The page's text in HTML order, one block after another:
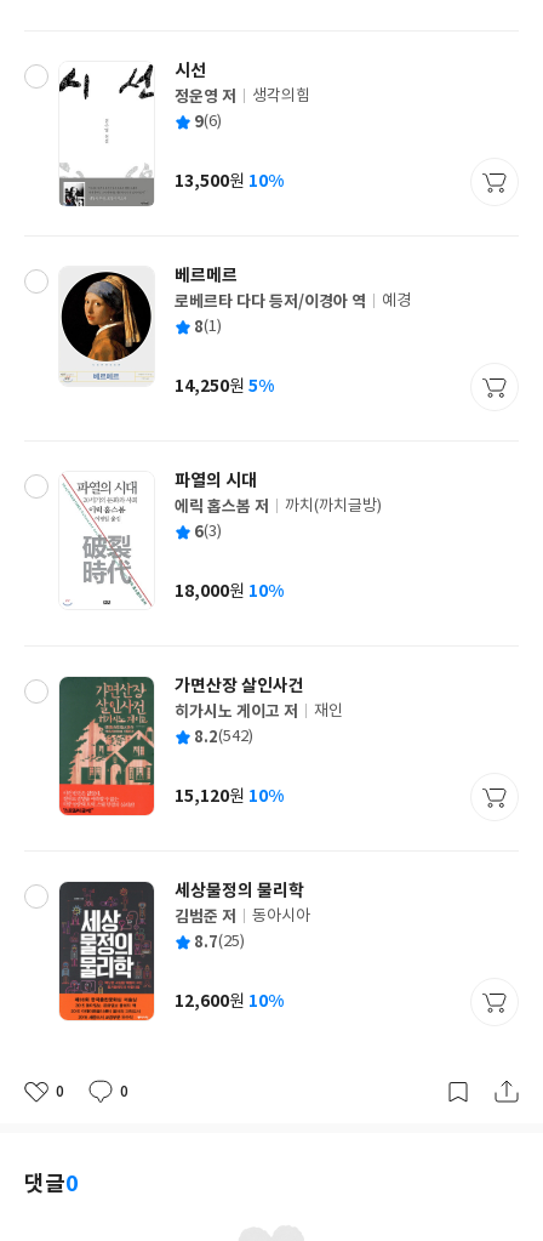
시선
글
쓴
정운영 저
출
사
생각의힘
평 9(6)
가
13,500원 10%
베르메르
글
쓴
로베르타 다다 등저/이경아 역
출
사
예경
평 8(1)
가
14,250원 5%
파열의 시대
글
쓴
에릭 홉스봄 저
출
사
까치(까치글방)
평 6(3)
가
18,000원 10%
가면산장 살인사건
글
쓴
히가시노 게이고 저
출
사
재인
평 8.2(542)
가
15,120원 10%
세상물정의 물리학
글
쓴
김범준 저
출
사
동아시아
평 8.7(25)
가
12,600원 10%
좋
0
댓
0
작
댓글0